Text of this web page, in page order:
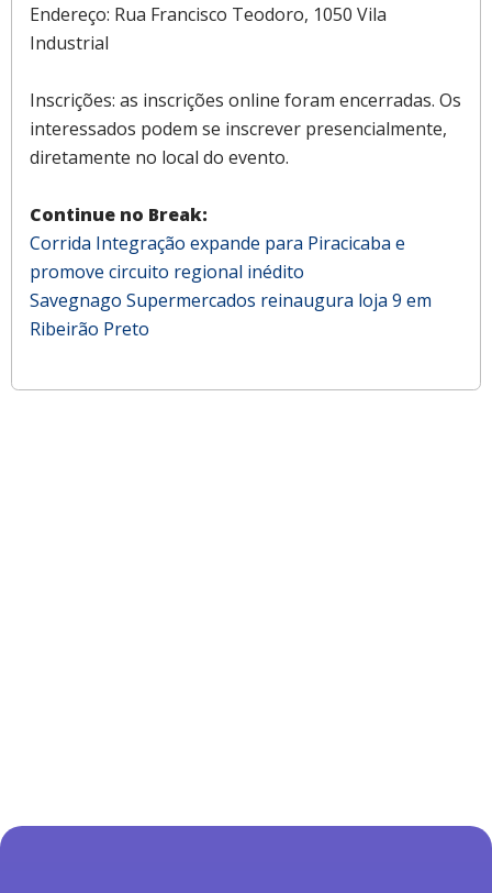
Endereço: Rua Francisco Teodoro, 1050 Vila
Industrial
Inscrições: as inscrições online foram encerradas. Os
interessados podem se inscrever presencialmente,
diretamente no local do evento.
Continue no Break:
Corrida Integração expande para Piracicaba e
promove circuito regional inédito
Savegnago Supermercados reinaugura loja 9 em
Ribeirão Preto